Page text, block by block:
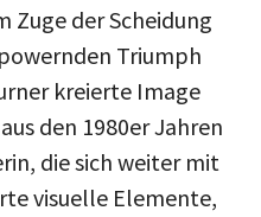
Zuge der Scheidung
Triumph
kreierte Image
den 1980er Jahren
die sich weiter mit
visuelle Elemente,